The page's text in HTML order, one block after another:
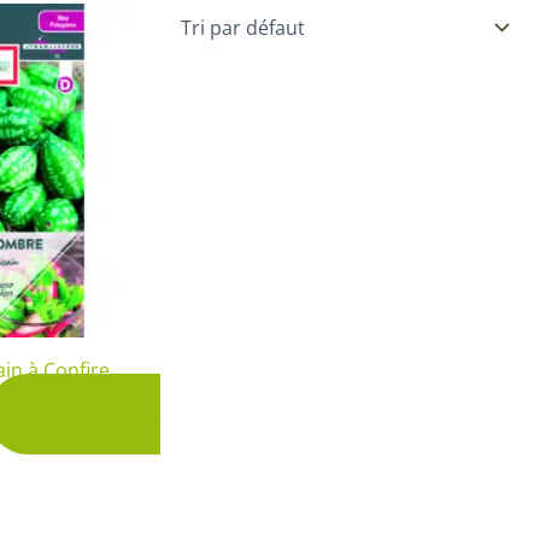
semences BIO
en mélange
pour gazon & prairie
& Plantes utiles
semis de printemps
semis d’été
semis d’automne
& Graines Spéciales Semis
& Graines Spéciales petit
Plantes d’intérieur pour ombre
à Confire